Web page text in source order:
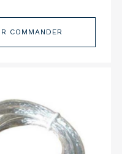
COMMANDER